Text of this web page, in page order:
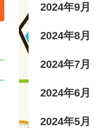
2024年9月
2024年8月
2024年7月
2024年6月
2024年5月